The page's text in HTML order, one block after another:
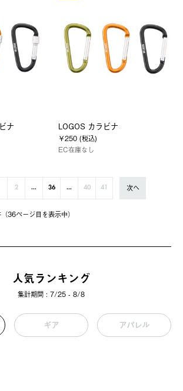
ナ LOGOS カラビナ
￥250 (税込)
EC在庫なし
36ページ⽬を表⽰中）
2 ... 36 ... 40 41 次へ
人気ランキング
集計期間 : 7/25 - 8/8
ギア アパレル